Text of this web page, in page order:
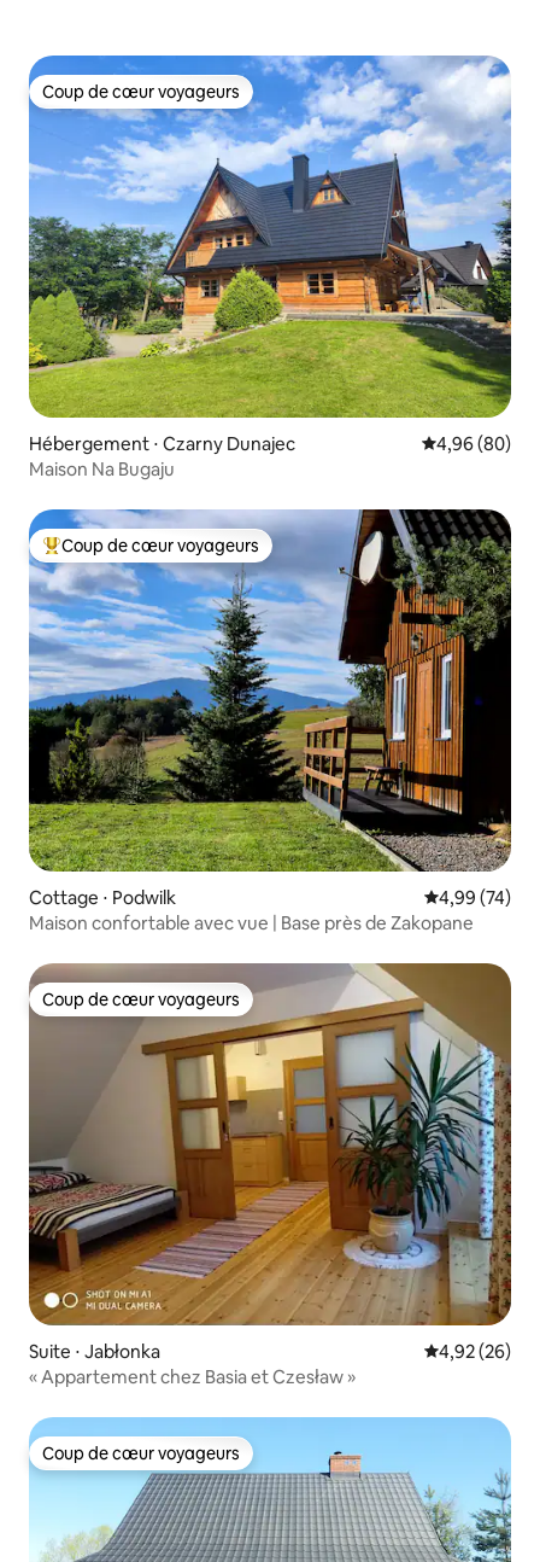
Coup de cœur voyageurs
Coup de cœur voyageurs
Hébergement ⋅ Czarny Dunajec Évaluation
4,96 (80)
Maison Na Bugaju
Coups de cœur voyageurs les plus appréciés
Coup de cœur voyageurs
Cottage ⋅ Podwilk Évaluation
4,99 (74)
Maison confortable avec vue | Base près de Zakopane
Coup de cœur voyageurs
Coup de cœur voyageurs
Suite ⋅ Jabłonka Évaluation
4,92 (26)
« Appartement chez Basia et Czesław »
Coup de cœur voyageurs
Coup de cœur voyageurs